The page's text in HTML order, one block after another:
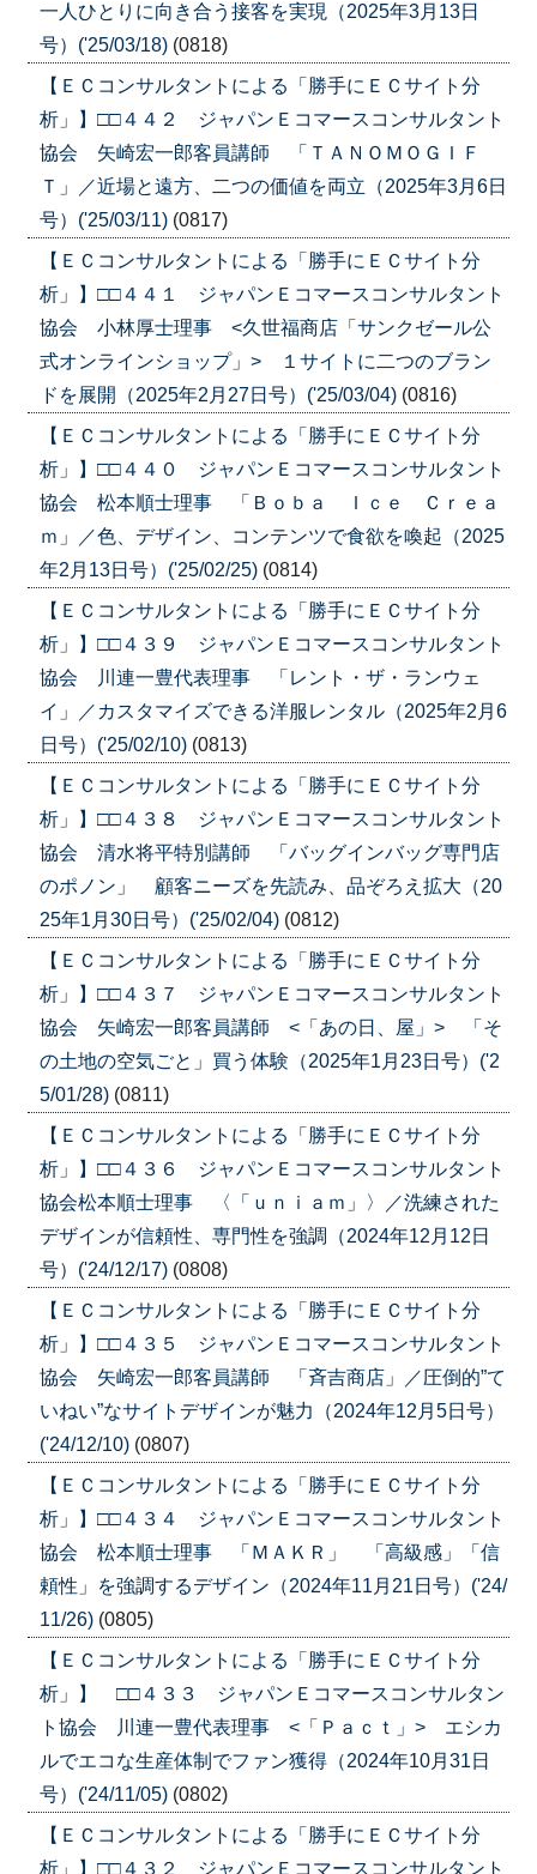
一人ひとりに向き合う接客を実現（2025年3月13日
号）('25/03/18) (0818)
【ＥＣコンサルタントによる「勝手にＥＣサイト分
析」】□□４４２ ジャパンＥコマースコンサルタント
協会 矢崎宏一郎客員講師 「ＴＡＮＯＭＯＧＩＦ
Ｔ」／近場と遠方、二つの価値を両立（2025年3月6日
号）('25/03/11) (0817)
【ＥＣコンサルタントによる「勝手にＥＣサイト分
析」】□□４４１ ジャパンＥコマースコンサルタント
協会 小林厚士理事 <久世福商店「サンクゼール公
式オンラインショップ」> １サイトに二つのブラン
ドを展開（2025年2月27日号）('25/03/04) (0816)
【ＥＣコンサルタントによる「勝手にＥＣサイト分
析」】□□４４０ ジャパンＥコマースコンサルタント
協会 松本順士理事 「Ｂｏｂａ Ｉｃｅ Ｃｒｅａ
ｍ」／色、デザイン、コンテンツで食欲を喚起（2025
年2月13日号）('25/02/25) (0814)
【ＥＣコンサルタントによる「勝手にＥＣサイト分
析」】□□４３９ ジャパンＥコマースコンサルタント
協会 川連一豊代表理事 「レント・ザ・ランウェ
イ」／カスタマイズできる洋服レンタル（2025年2月6
日号）('25/02/10) (0813)
【ＥＣコンサルタントによる「勝手にＥＣサイト分
析」】□□４３８ ジャパンＥコマースコンサルタント
協会 清水将平特別講師 「バッグインバッグ専門店
のポノン」 顧客ニーズを先読み、品ぞろえ拡大（20
25年1月30日号）('25/02/04) (0812)
【ＥＣコンサルタントによる「勝手にＥＣサイト分
析」】□□４３７ ジャパンＥコマースコンサルタント
協会 矢崎宏一郎客員講師 <「あの日、屋」> 「そ
の土地の空気ごと」買う体験（2025年1月23日号）('2
5/01/28) (0811)
【ＥＣコンサルタントによる「勝手にＥＣサイト分
析」】□□４３６ ジャパンＥコマースコンサルタント
協会松本順士理事 〈「ｕｎｉａｍ」〉／洗練された
デザインが信頼性、専門性を強調（2024年12月12日
号）('24/12/17) (0808)
【ＥＣコンサルタントによる「勝手にＥＣサイト分
析」】□□４３５ ジャパンＥコマースコンサルタント
協会 矢崎宏一郎客員講師 「斉吉商店」／圧倒的”て
いねい”なサイトデザインが魅力（2024年12月5日号）
('24/12/10) (0807)
【ＥＣコンサルタントによる「勝手にＥＣサイト分
析」】□□４３４ ジャパンＥコマースコンサルタント
協会 松本順士理事 「ＭＡＫＲ」 「高級感」「信
頼性」を強調するデザイン（2024年11月21日号）('24/
11/26) (0805)
【ＥＣコンサルタントによる「勝手にＥＣサイト分
析」】 □□４３３ ジャパンＥコマースコンサルタン
ト協会 川連一豊代表理事 <「Ｐａｃｔ」> エシカ
ルでエコな生産体制でファン獲得（2024年10月31日
号）('24/11/05) (0802)
【ＥＣコンサルタントによる「勝手にＥＣサイト分
析」】□□４３２ ジャパンＥコマースコンサルタント